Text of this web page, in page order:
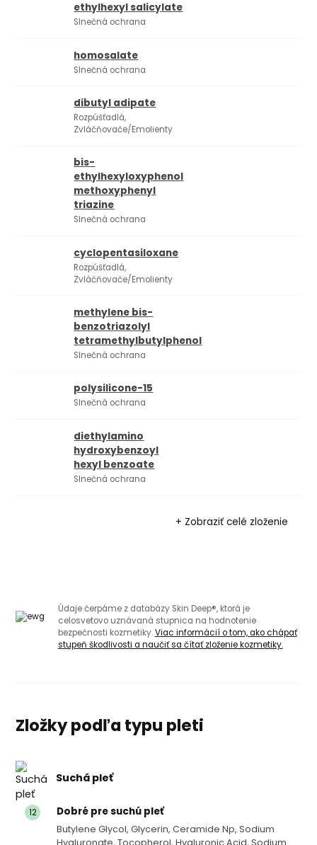
ethylhexyl salicylate
Slnečná ochrana
homosalate
Slnečná ochrana
dibutyl adipate
Rozpúšťadlá,
Zvláčňovače/Emolienty
bis-
ethylhexyloxyphenol
methoxyphenyl
triazine
Slnečná ochrana
cyclopentasiloxane
Rozpúšťadlá,
Zvláčňovače/Emolienty
methylene bis-
benzotriazolyl
tetramethylbutylphenol
Slnečná ochrana
polysilicone-15
Slnečná ochrana
diethylamino
hydroxybenzoyl
hexyl benzoate
Slnečná ochrana
+ Zobraziť celé zloženie
Údaje čerpáme z databázy Skin Deep®, ktorá je
celosvetovo uznávaná stupnica na hodnotenie
bezpečnosti kozmetiky.Viac informácií o tom, ako chápať
stupeň škodlivosti a naučiť sa čítať zloženie kozmetiky.
Zložky podľa typu pleti
Suchá pleť
12 Dobré pre suchú pleť
Butylene Glycol, Glycerin, Ceramide Np, Sodium
Hyaluronate, Tocopherol, Hyaluronic Acid, Sodium